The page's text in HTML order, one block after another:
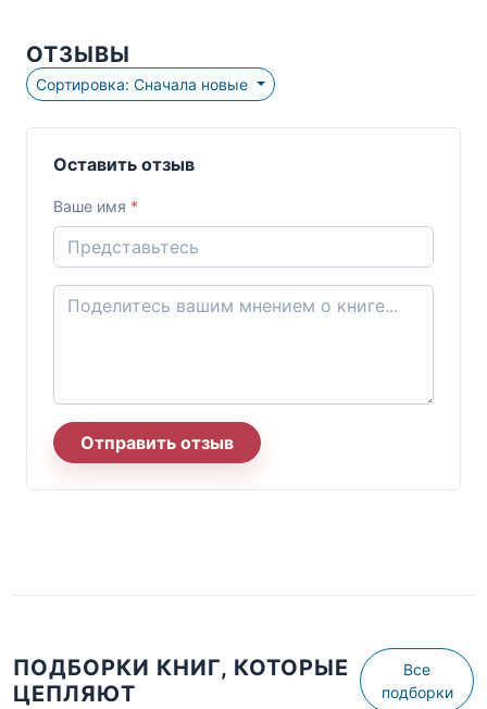
ОТЗЫВЫ
Сортировка: Сначала новые
Оставить отзыв
Ваше имя *
Отправить отзыв
ПОДБОРКИ КНИГ, КОТОРЫЕ
ЦЕПЛЯЮТ
Все
подборки